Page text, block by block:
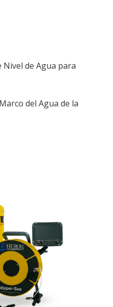
Nivel de Agua para
del Agua de la